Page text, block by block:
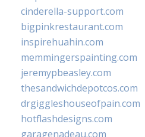
cinderella-support.com
bigpinkrestaurant.com
inspirehuahin.com
memmingerspainting.com
jeremypbeasley.com
thesandwichdepotcos.com
drgiggleshouseofpain.com
hotflashdesigns.com
garagenadeau.com